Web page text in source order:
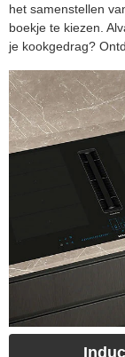
het samenstellen
boekje te kiezen.
je kookgedrag?